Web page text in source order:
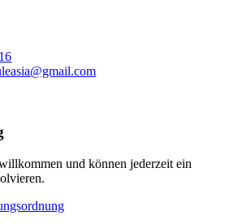
und können jederzeit ein